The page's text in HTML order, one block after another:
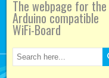
The webpage for the
Arduino compatible
WiFi-Board